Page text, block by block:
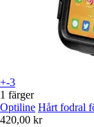
+-3
1 färger
Optiline Hårt fodral
420,00 kr